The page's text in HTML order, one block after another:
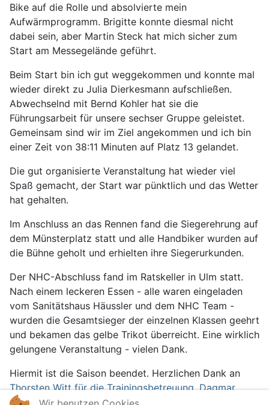
Bike auf die Rolle und absolvierte mein
Aufwärmprogramm. Brigitte konnte diesmal nicht
dabei sein, aber Martin Steck hat mich sicher zum
Start am Messegelände geführt.
Beim Start bin ich gut weggekommen und konnte mal
wieder direkt zu Julia Dierkesmann aufschließen.
Abwechselnd mit Bernd Kohler hat sie die
Führungsarbeit für unsere sechser Gruppe geleistet.
Gemeinsam sind wir im Ziel angekommen und ich bin
einer Zeit von 38:11 Minuten auf Platz 13 gelandet.
Die gut organisierte Veranstaltung hat wieder viel
Spaß gemacht, der Start war pünktlich und das Wetter
hat gehalten.
Im Anschluss an das Rennen fand die Siegerehrung auf
dem Münsterplatz statt und alle Handbiker wurden auf
die Bühne geholt und erhielten ihre Siegerurkunden.
Der NHC-Abschluss fand im Ratskeller in Ulm statt.
Nach einem leckeren Essen - alle waren eingeladen
vom Sanitätshaus Häussler und dem NHC Team -
wurden die Gesamtsieger der einzelnen Klassen geehrt
und bekamen das gelbe Trikot überreicht. Eine wirklich
gelungene Veranstaltung - vielen Dank.
Hiermit ist die Saison beendet. Herzlichen Dank an
Thorsten Witt für die Trainingsbetreuung,Dagmar
Pikard-Joost für die Physiotherapie